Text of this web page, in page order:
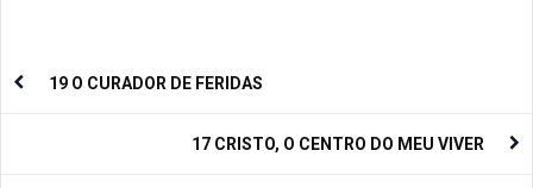
19 O CURADOR DE FERIDAS
17 CRISTO, O CENTRO DO MEU VIVER